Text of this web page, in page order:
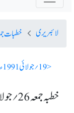
لائبریری خطبات
< 19؍ جولائی 1991ء
خطبہ جمعہ 26؍ جولائی 1991ء